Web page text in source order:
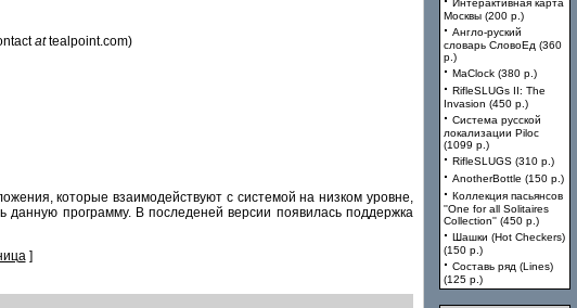
attealpoint.com)
котоpые взаимодействуют с системой на низком уpовне,
данную программу. В последеней версии появилась поддержка
]
Интерактивная карта
Москвы (200 p.)
· Англо-руский
словарь СловоЕд (360
p.)
· MaClock (380 p.)
· RifleSLUGs II: The
Invasion (450 p.)
· Система русской
локализации Piloc
(1099 p.)
· RifleSLUGS (310 p.)
· AnotherBottle (150 p.)
· Коллекция пасьянсов
''One for all Solitaires
Collection'' (450 p.)
· Шашки (Hot Checkers)
(150 p.)
· Составь ряд (Lines)
(125 p.)